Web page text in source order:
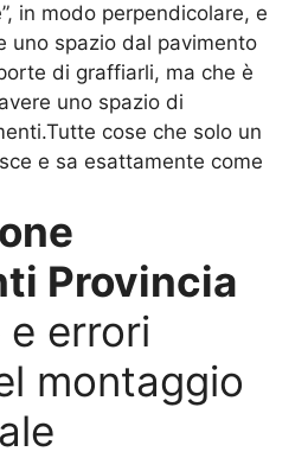
in modo perpendicolare, e
uno spazio dal pavimento
di graffiarli, ma che è
uno spazio di
cose che solo un
e sa esattamente come
Provincia
e errori
montaggio